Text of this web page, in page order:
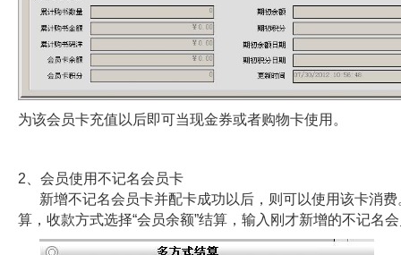
为该会员卡充值以后即可当现金券或者购物卡使用。
2、会员使用不记名会员卡
新增不记名会员卡并配卡成功以后，则可以使用该卡消
算，收款方式选择“会员余额”结算，输入刚才新增的不记名